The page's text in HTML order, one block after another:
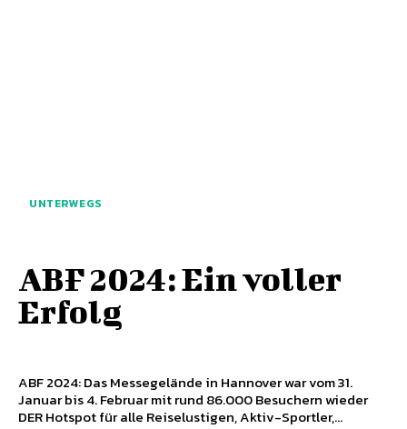
UNTERWEGS
ABF 2024: Ein voller
Erfolg
ABF 2024: Das Messegelände in Hannover war vom 31.
Januar bis 4. Februar mit rund 86.000 Besuchern wieder
DER Hotspot für alle Reiselustigen, Aktiv-Sportler,...